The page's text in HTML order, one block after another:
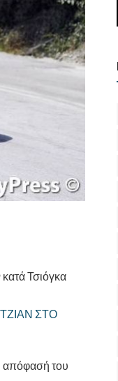
Τσιόγκα
ΣΤΟ
απόφασή του